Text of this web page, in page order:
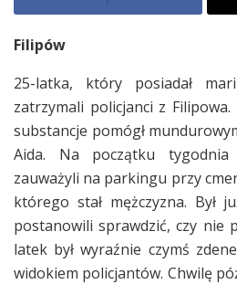
Filipów
25-latka, który posiadał
zatrzymali policjanci z
substancje pomógł
Aida. Na początku
zauważyli na parkingu przy
którego stał mężczyzna. Był
postanowili sprawdzić, czy nie
latek był wyraźnie czymś
widokiem policjantów. Chwilę